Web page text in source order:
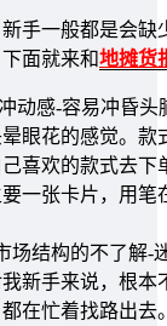
手一般都是会
面就来和地摊货
动感-容易冲昏头
眼花的感觉。
喜欢的款式去
张卡片，用笔
场结构的不了解-
手来说，根本
在忙着找路出去